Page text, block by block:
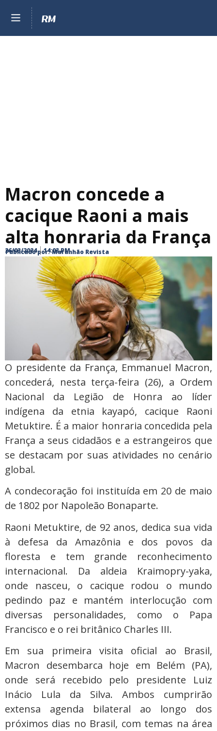
Macron concede a
cacique Raoni a mais
alta honraria da França
Publicado por: Maranhão Revista
26/03/2024 14:03 PM
O presidente da França, Emmanuel Macron,
concederá, nesta terça-feira (26), a Ordem
Nacional da Legião de Honra ao líder
indígena da etnia kayapó, cacique Raoni
Metuktire. É a maior honraria concedida pela
França a seus cidadãos e a estrangeiros que
se destacam por suas atividades no cenário
global.
A condecoração foi instituída em 20 de maio
de 1802 por Napoleão Bonaparte.
Raoni Metuktire, de 92 anos, dedica sua vida
à defesa da Amazônia e dos povos da
floresta e tem grande reconhecimento
internacional. Da aldeia Kraimopry-yaka,
onde nasceu, o cacique rodou o mundo
pedindo paz e mantém interlocução com
diversas personalidades, como o Papa
Francisco e o rei britânico Charles III.
Em sua primeira visita oficial ao Brasil,
Macron desembarca hoje em Belém (PA),
onde será recebido pelo presidente Luiz
Inácio Lula da Silva. Ambos cumprirão
extensa agenda bilateral ao longo dos
próximos dias no Brasil, com temas na área